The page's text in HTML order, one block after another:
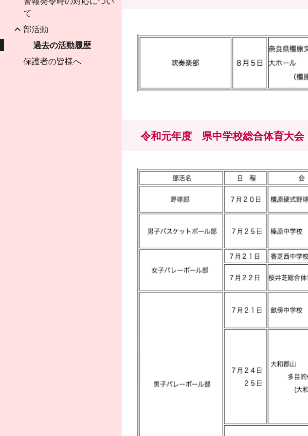
て
部活動
過去の活動履歴
保護者の皆様へ
令和元年度 県中学校総合体育大会